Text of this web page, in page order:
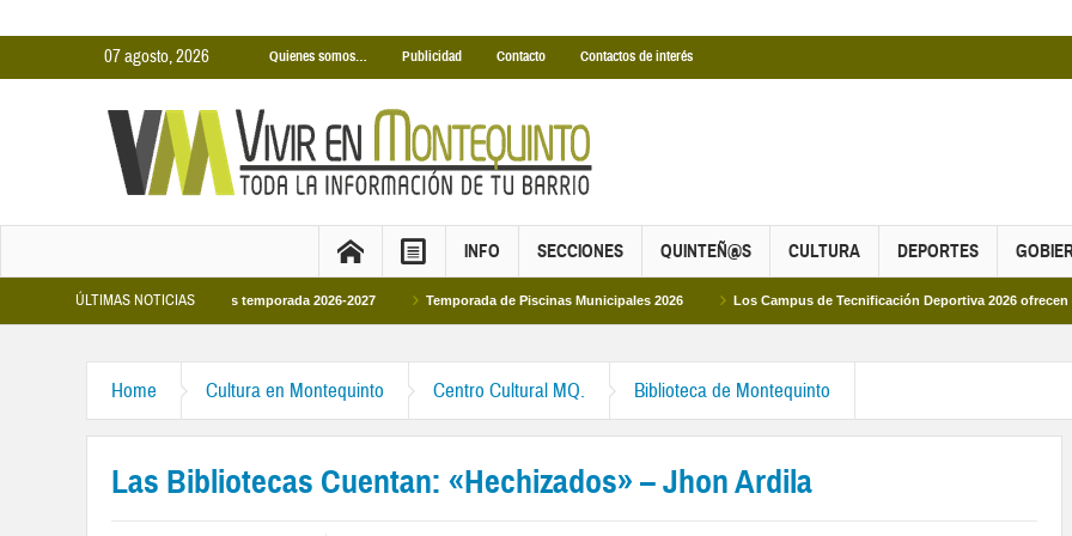
07 agosto, 2026 Quienes somos… Publicidad Contacto Contactos de interés
INFO SECCIONES QUINTEÑ@S CULTURA DEPORTES
ÚLTIMAS NOTICIAS
Cubiertas Municipales temporada 2026-2027 Temporada de Piscinas Municipales 2026 Los Campus de Tecnificación Deportiva 2026 ofrecen cuatro
Home Cultura en Montequinto Centro Cultural MQ. Biblioteca de Montequinto
Las Bibliotecas Cuentan: «Hechizados» – Jhon Ardila